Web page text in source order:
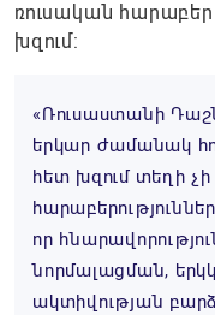
ռուսական
խզում:
«Ռուսաստանի
երկար ժամանակ
հետ խզում տեղի չի
որ
նորմալացման,
ակտիվության